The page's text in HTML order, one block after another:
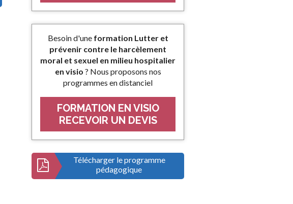
Besoin d'une formation Lutter et
prévenir contre le harcèlement
moral et sexuel en milieu hospitalier
en visio ? Nous proposons nos
programmes en distanciel
FORMATION EN VISIO
RECEVOIR UN DEVIS
Télécharger le programme
pédagogique